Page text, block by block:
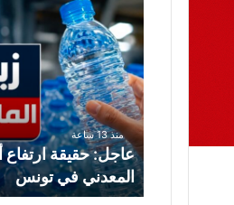
ا
ج
ل
:
ح
ق
ي
ق
ة
ا
منذ 13 ساعة
عاجل: حقيقة ارتفاع
المعدني في تونس